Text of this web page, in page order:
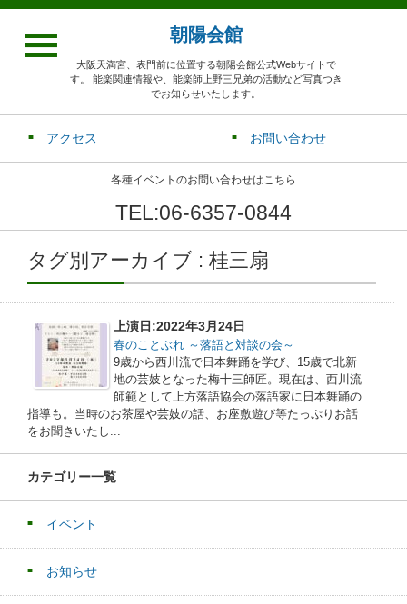
朝陽会館
大阪天満宮、表門前に位置する朝陽会館公式Webサイトで
す。 能楽関連情報や、能楽師上野三兄弟の活動など写真つき
でお知らせいたします。
アクセス お問い合わせ
各種イベントのお問い合わせはこちら
TEL:06-6357-0844
タグ別アーカイブ : 桂三扇
上演日:2022年3月24日
春のことぶれ ～落語と対談の会～
9歳から西川流で日本舞踊を学び、15歳で北新
地の芸妓となった梅十三師匠。現在は、西川流
師範として上方落語協会の落語家に日本舞踊の
指導も。当時のお茶屋や芸妓の話、お座敷遊び等たっぷりお話
をお聞きいたし...
カテゴリー一覧
イベント
お知らせ